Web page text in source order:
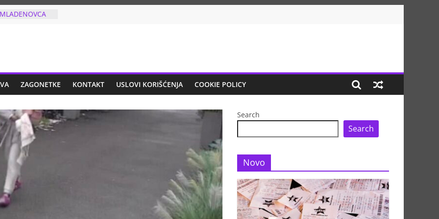
Odlučila
Sve ovo
BLISKIMA”:
ZLOČIN
U SRBIJI:
U GRUDI U
iz vazdušne
uhapšen!
TRI PUTA
kada je
listiću, uradio
šta!
ZAGONETKE KONTAKT USLOVI KORIŠĆENJA COOKIE POLICY
Search
Search
Novo